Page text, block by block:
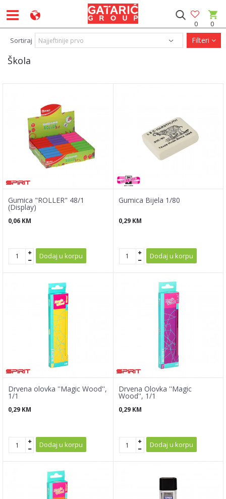
0
0
Škola
Sortiraj Filteri
Gumica "ROLLER" 48/1
(Display)
0,06 KM
Dodaj u korpu
Gumica Bijela 1/80
0,29 KM
Dodaj u korpu
Drvena olovka ''Magic Wood'',
1/1
0,29 KM
Dodaj u korpu
Drvena Olovka ''Magic
Wood'', 1/1
0,29 KM
Dodaj u korpu